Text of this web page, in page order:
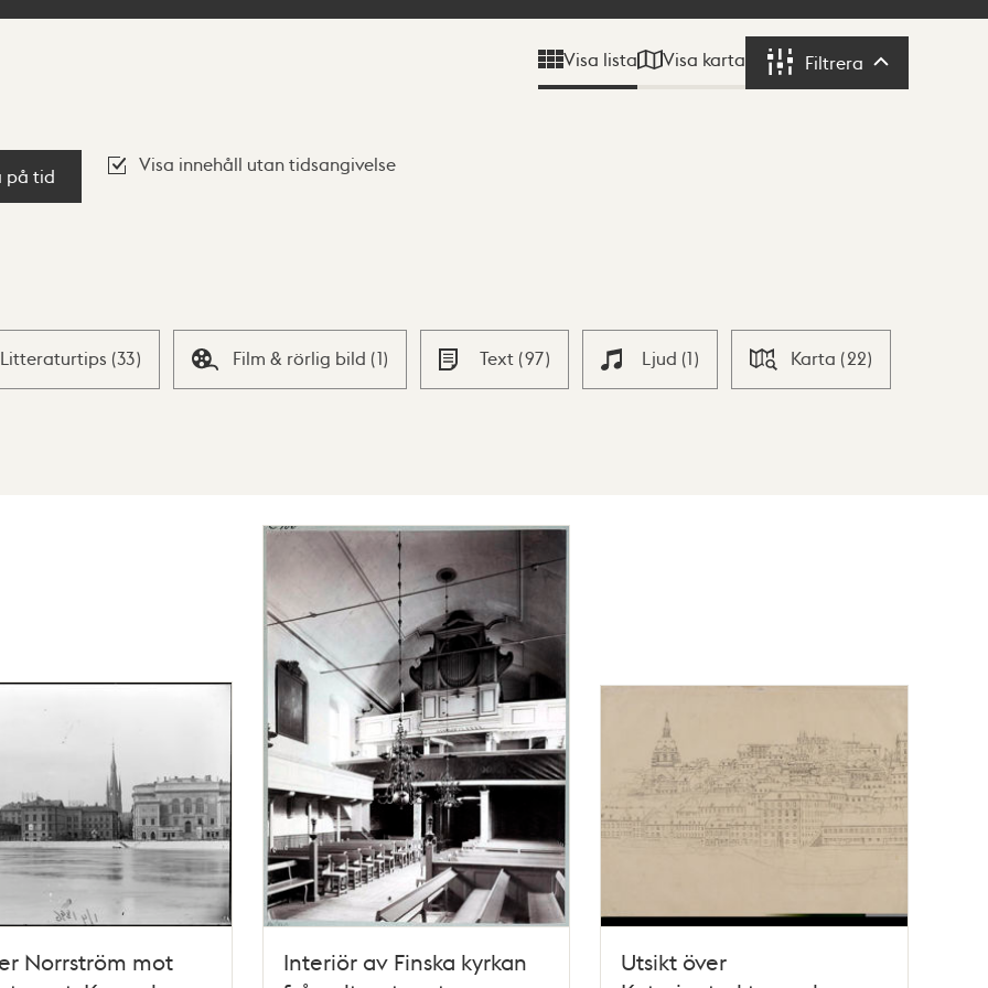
Visa lista Visa karta Filtrera Filtrera
på tid
Visa innehåll utan tidsangivelse
Litteraturtips (33) Film & rörlig bild (1) Text (97) Ljud (1) Karta (22)
Norrström mot
Interiör av Finska kyrkan
Utsikt över